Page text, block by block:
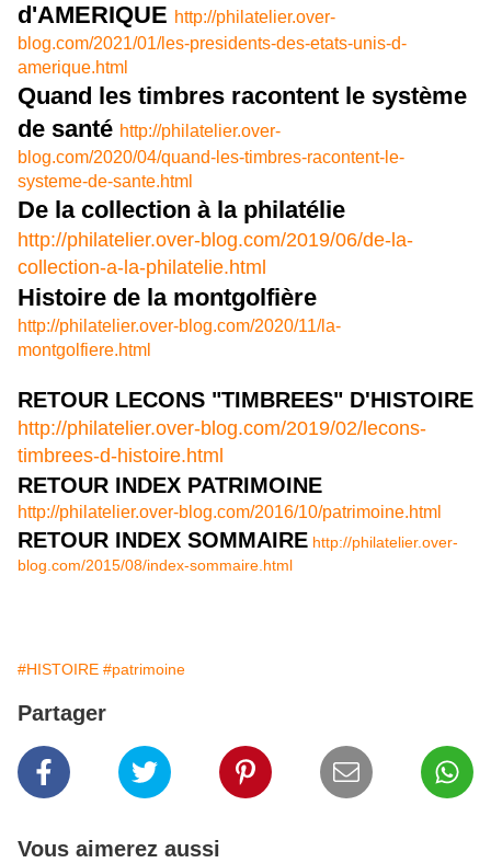
d'AMERIQUE http://philatelier.over-
blog.com/2021/01/les-presidents-des-etats-unis-d-
amerique.html
Quand les timbres racontent le système
de santé http://philatelier.over-
blog.com/2020/04/quand-les-timbres-racontent-le-
systeme-de-sante.html
De la collection à la philatélie
http://philatelier.over-blog.com/2019/06/de-la-
collection-a-la-philatelie.html
Histoire de la montgolfière
http://philatelier.over-blog.com/2020/11/la-
montgolfiere.html
RETOUR LECONS "TIMBREES" D'HISTOIRE
http://philatelier.over-blog.com/2019/02/lecons-
timbrees-d-histoire.html
RETOUR INDEX PATRIMOINE
http://philatelier.over-blog.com/2016/10/patrimoine.html
RETOUR INDEX SOMMAIRE http://philatelier.over-
blog.com/2015/08/index-sommaire.html
#HISTOIRE #patrimoine
Partager
Vous aimerez aussi